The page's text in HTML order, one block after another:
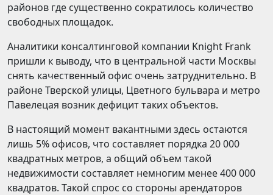
районов где существенно сократилось количество
свободных площадок.
Аналитики консалтинговой компании Knight Frank
пришли к выводу, что в центральной части Москвы
снять качественный офис очень затруднительно. В
районе Тверской улицы, Цветного бульвара и метро
Павелецая возник дефицит таких объектов.
В настоящий момент вакантными здесь остаются
лишь 5% офисов, что составляет порядка 20 000
квадратных метров, а общий объем такой
недвижимости составляет немногим менее 400 000
квадратов. Такой спрос со стороны арендаторов